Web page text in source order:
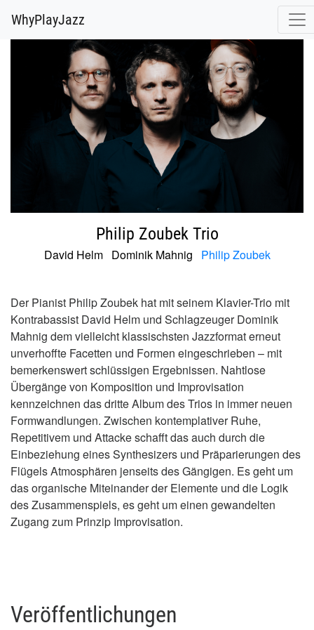
@release.cover_front.variant(resize_to_fit: [700, 700]).url
WhyPlayJazz
Philip Zoubek Trio
David Helm Dominik Mahnig Philip Zoubek
Der Pianist Philip Zoubek hat mit seinem Klavier-Trio mit
Kontrabassist David Helm und Schlagzeuger Dominik
Mahnig dem vielleicht klassischsten Jazzformat erneut
unverhoffte Facetten und Formen eingeschrieben – mit
bemerkenswert schlüssigen Ergebnissen. Nahtlose
Übergänge von Komposition und Improvisation
kennzeichnen das dritte Album des Trios in immer neuen
Formwandlungen. Zwischen kontemplativer Ruhe,
Repetitivem und Attacke schafft das auch durch die
Einbeziehung eines Synthesizers und Präparierungen des
Flügels Atmosphären jenseits des Gängigen. Es geht um
das organische Miteinander der Elemente und die Logik
des Zusammenspiels, es geht um einen gewandelten
Zugang zum Prinzip Improvisation.
Veröffentlichungen